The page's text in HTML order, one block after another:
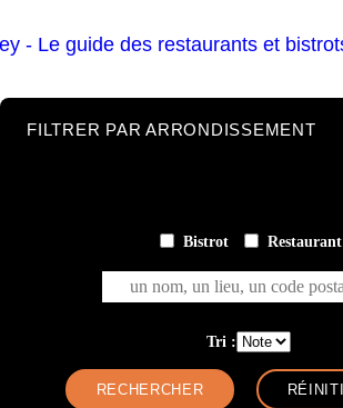
FILTRER PAR ARRONDISSEMENT
Bistrot Restaurant
un nom, un lieu, un code postal ...
Tri :